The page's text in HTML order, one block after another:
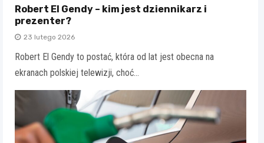
Robert El Gendy – kim jest dziennikarz i
prezenter?
23 lutego 2026
Robert El Gendy to postać, która od lat jest obecna na
ekranach polskiej telewizji, choć…